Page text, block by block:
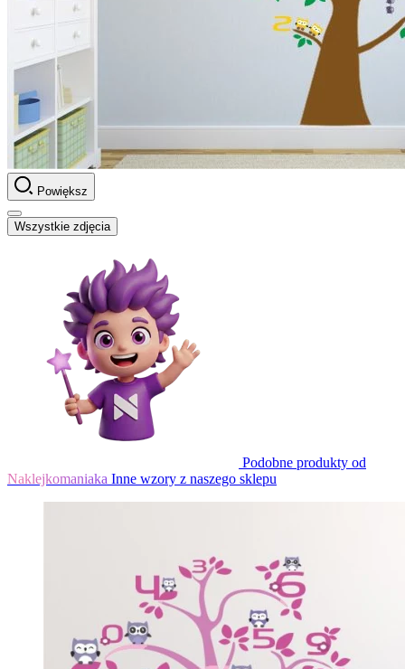
Powiększ
Wszystkie zdjęcia
Podobne produkty od
Naklejkomaniaka Inne wzory z naszego sklepu